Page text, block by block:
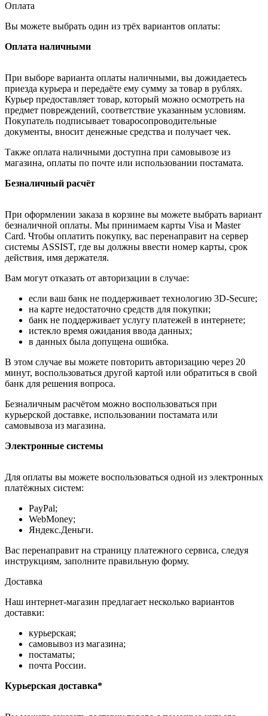
Оплата
Вы можете выбрать один из трёх вариантов оплаты:
Оплата наличными
При выборе варианта оплаты наличными, вы дожидаетесь
приезда курьера и передаёте ему сумму за товар в рублях.
Курьер предоставляет товар, который можно осмотреть на
предмет повреждений, соответствие указанным условиям.
Покупатель подписывает товаросопроводительные
документы, вносит денежные средства и получает чек.
Также оплата наличными доступна при самовывозе из
магазина, оплаты по почте или использовании постамата.
Безналичный расчёт
При оформлении заказа в корзине вы можете выбрать вариант
безналичной оплаты. Мы принимаем карты Visa и Master
Card. Чтобы оплатить покупку, вас перенаправит на сервер
системы ASSIST, где вы должны ввести номер карты, срок
действия, имя держателя.
Вам могут отказать от авторизации в случае:
если ваш банк не поддерживает технологию 3D-Secure;
на карте недостаточно средств для покупки;
банк не поддерживает услугу платежей в интернете;
истекло время ожидания ввода данных;
в данных была допущена ошибка.
В этом случае вы можете повторить авторизацию через 20
минут, воспользоваться другой картой или обратиться в свой
банк для решения вопроса.
Безналичным расчётом можно воспользоваться при
курьерской доставке, использовании постамата или
самовывоза из магазина.
Электронные системы
Для оплаты вы можете воспользоваться одной из электронных
платёжных систем:
PayPal;
WebMoney;
Яндекс.Деньги.
Вас перенаправит на страницу платежного сервиса, следуя
инструкциям, заполните правильную форму.
Доставка
Наш интернет-магазин предлагает несколько вариантов
доставки:
курьерская;
самовывоз из магазина;
постаматы;
почта России.
Курьерская доставка*